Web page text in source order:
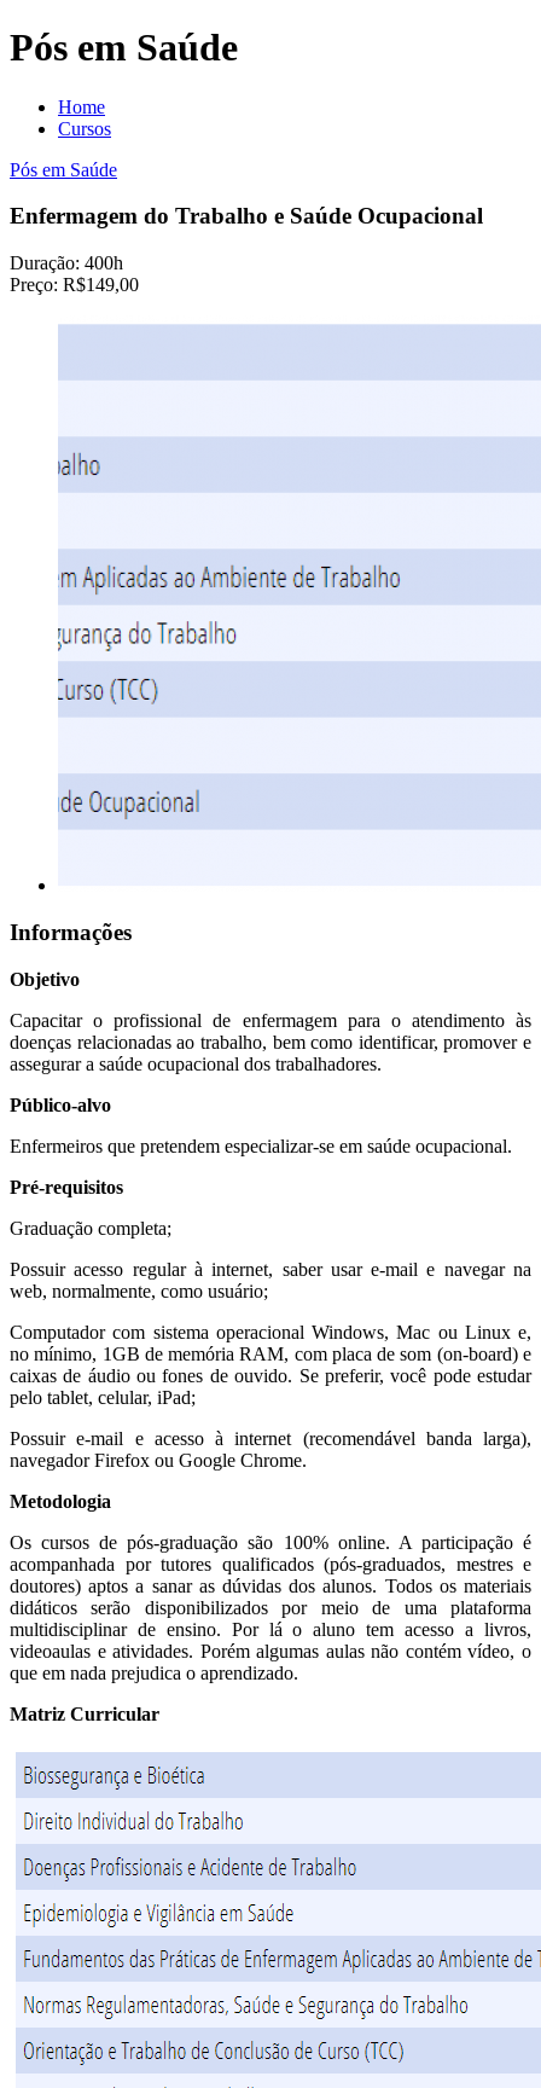
Pós em Saúde
Home
Cursos
Pós em Saúde
Enfermagem do Trabalho e Saúde Ocupacional
Duração: 400h
Preço: R$149,00
Informações
Objetivo
Capacitar o profissional de enfermagem para o atendimento às
doenças relacionadas ao trabalho, bem como identificar, promover e
assegurar a saúde ocupacional dos trabalhadores.
Público-alvo
Enfermeiros que pretendem especializar-se em saúde ocupacional.
Pré-requisitos
Graduação completa;
Possuir acesso regular à internet, saber usar e-mail e navegar na
web, normalmente, como usuário;
Computador com sistema operacional Windows, Mac ou Linux e,
no mínimo, 1GB de memória RAM, com placa de som (on-board) e
caixas de áudio ou fones de ouvido. Se preferir, você pode estudar
pelo tablet, celular, iPad;
Possuir e-mail e acesso à internet (recomendável banda larga),
navegador Firefox ou Google Chrome.
Metodologia
Os cursos de pós-graduação são 100% online. A participação é
acompanhada por tutores qualificados (pós-graduados, mestres e
doutores) aptos a sanar as dúvidas dos alunos. Todos os materiais
didáticos serão disponibilizados por meio de uma plataforma
multidisciplinar de ensino. Por lá o aluno tem acesso a livros,
videoaulas e atividades. Porém algumas aulas não contém vídeo, o
que em nada prejudica o aprendizado.
Matriz Curricular